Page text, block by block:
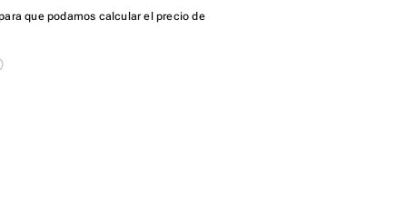
que podamos calcular el precio de